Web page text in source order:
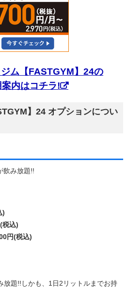
ジム【FASTGYM】24の
内はコチラ!
】24 オプションについ
飲み放題!!
)
税込)
円(税込)
放題!!しかも、1日2リットルまでお持